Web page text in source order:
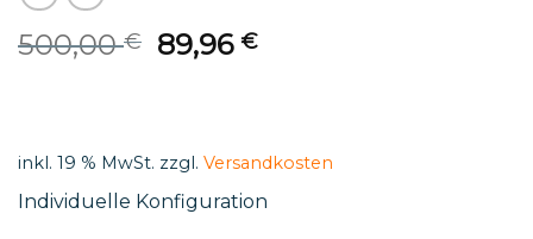
500,00€
Original
89,96€Current
inkl. 19 % MwSt. zzgl. Versandkosten
Individuelle Konfiguration